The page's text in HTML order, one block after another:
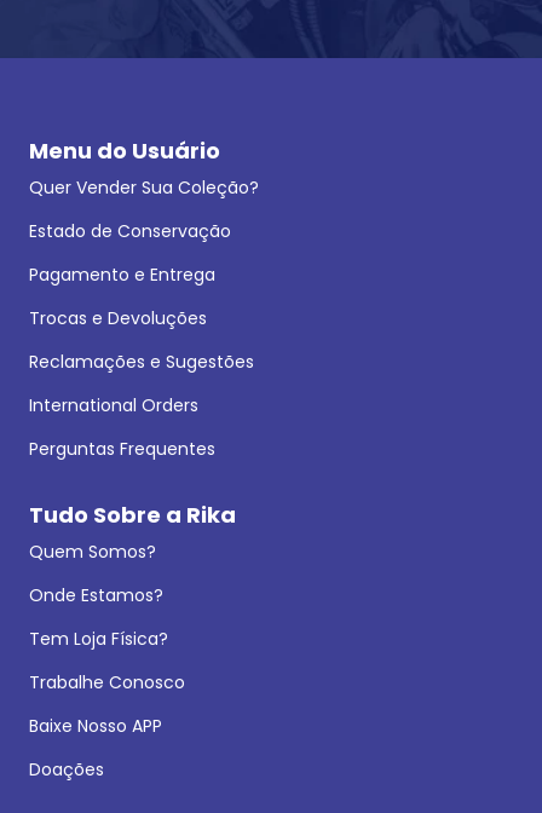
Menu do Usuário
Quer Vender Sua Coleção?
Estado de Conservação
Pagamento e Entrega
Trocas e Devoluções
Reclamações e Sugestões
International Orders
Perguntas Frequentes
Tudo Sobre a Rika
Quem Somos?
Onde Estamos?
Tem Loja Física?
Trabalhe Conosco
Baixe Nosso APP
Doações